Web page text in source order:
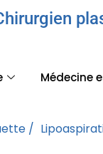
Médecine
/